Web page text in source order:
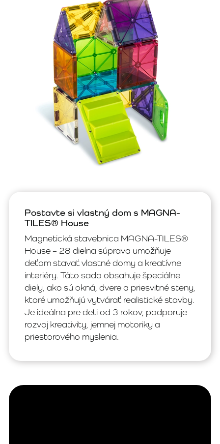
Postavte si vlastný dom s MAGNA-
TILES® House
Magnetická stavebnica MAGNA-TILES®
House – 28 dielna súprava umožňuje
deťom stavať vlastné domy a kreatívne
interiéry. Táto sada obsahuje špeciálne
diely, ako sú okná, dvere a priesvitné steny,
ktoré umožňujú vytvárať realistické stavby.
Je ideálna pre deti od 3 rokov, podporuje
rozvoj kreativity, jemnej motoriky a
priestorového myslenia.